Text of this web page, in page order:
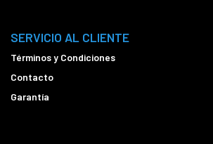
SERVICIO AL CLIENTE
Términos y Condiciones
Contacto
Garantía